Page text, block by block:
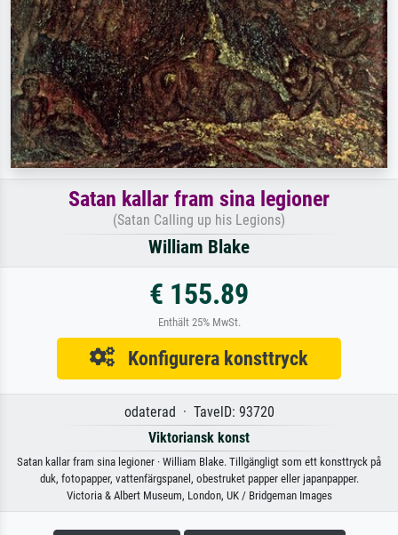
Satan kallar fram sina legioner
(Satan Calling up his Legions)
William Blake
€ 155.89
Enthält 25% MwSt.
Konfigurera konsttryck
odaterad · TavelD: 93720
Viktoriansk konst
Satan kallar fram sina legioner · William Blake. Tillgängligt som ett konsttryck på
duk, fotopapper, vattenfärgspanel, obestruket papper eller japanpapper.
Victoria & Albert Museum, London, UK / Bridgeman Images